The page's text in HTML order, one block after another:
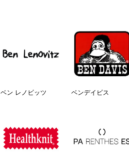
ベン レノビッツ ベンデイビス